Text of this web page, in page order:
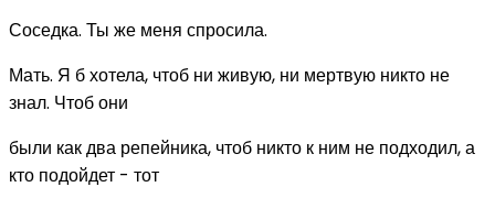
Соседка. Ты же меня спросила.
Мать. Я б хотела, чтоб ни живую, ни мертвую никто не
знал. Чтоб они
были как два репейника, чтоб никто к ним не подходил, а
кто подойдет - тот